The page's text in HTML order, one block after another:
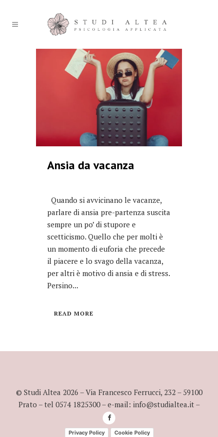
Ansia da vacanza
Quando si avvicinano le vacanze,
parlare di ansia pre-partenza suscita
sempre un po’ di stupore e
scetticismo. Quello che per molti è
un momento di euforia che precede
il piacere e lo svago della vacanza,
per altri è motivo di ansia e di stress.
Persino...
READ MORE
© Studi Altea 2026 – Via Francesco Ferrucci, 232 – 59100
Prato – tel 0574 1825300 – e-mail: info@studialtea.it –
Privacy Policy Cookie Policy